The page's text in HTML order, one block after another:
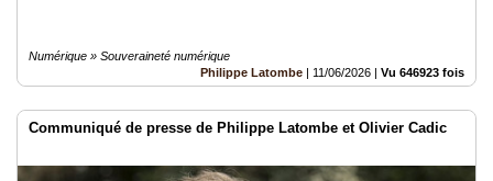
Numérique » Souveraineté numérique
Philippe Latombe | 11/06/2026 | Vu 646923 fois
Communiqué de presse de Philippe Latombe et Olivier Cadic